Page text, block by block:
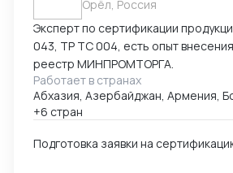
Орёл, Россия
Эксперт по сертификации
043, ТР ТС 004, есть опыт
реестр МИНПРОМТОРГА.
Работает в странах
Абхазия, Азербайджан, Армения,
+6 стран